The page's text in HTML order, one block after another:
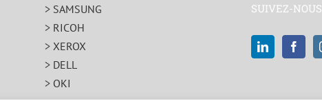
> SAMSUNG
> RICOH
> XEROX
> DELL
> OKI
SUIVEZ-NOUS